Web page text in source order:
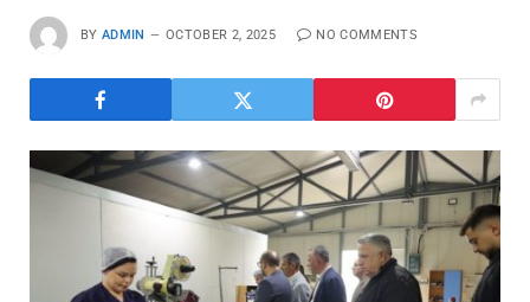
BY ADMIN OCTOBER 2, 2025 NO COMMENTS